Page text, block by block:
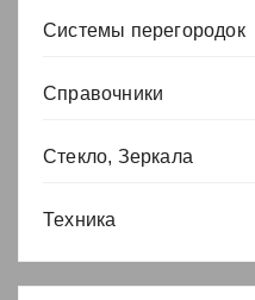
Системы перегородок
Справочники
Стекло, Зеркала
Техника